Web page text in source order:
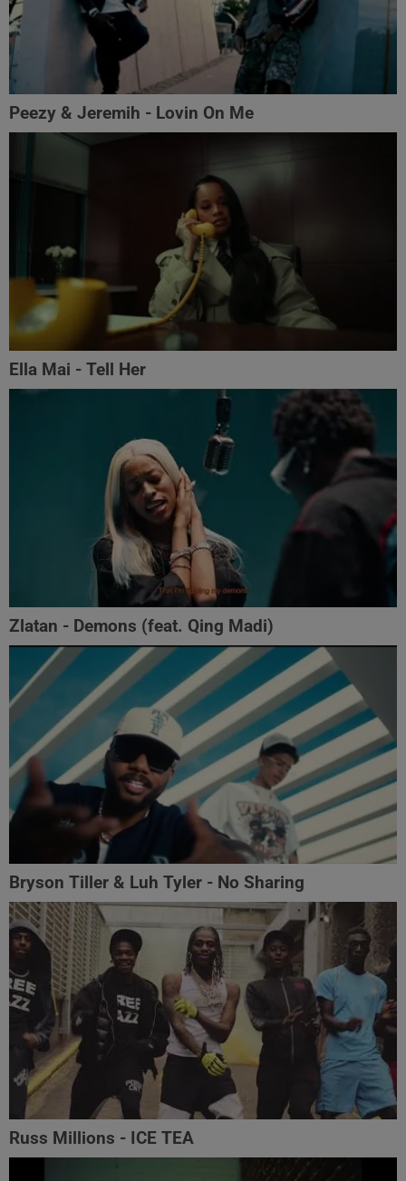
Peezy & Jeremih - Lovin On Me
Ella Mai - Tell Her
Zlatan - Demons (feat. Qing Madi)
Bryson Tiller & Luh Tyler - No Sharing
Russ Millions - ICE TEA